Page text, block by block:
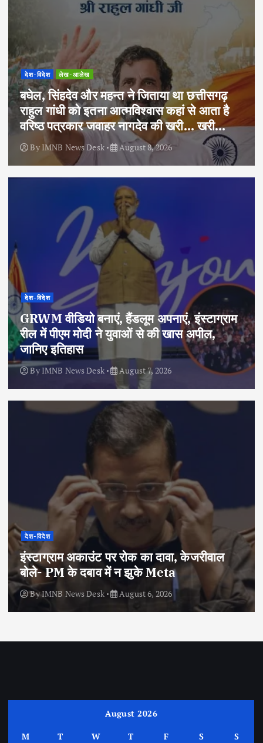
देश-विदेश लेख-आलेख
बघेल, सिंहदेव और महन्त ने जिताया था छत्तीसगढ़
राहुल गांधी को इतना आत्मविश्वास कहां से आता है
वरिष्ठ पत्रकार जवाहर नागदेव की खरी… खरी…
ByIMNB News Desk August 8, 2026
देश-विदेश
GRWM वीडियो बनाएं, हैंडलूम अपनाएं, इंस्टाग्राम
रील में पीएम मोदी ने युवाओं से की खास अपील,
जानिए इतिहास
By IMNB News Desk August 7, 2026
देश-विदेश
इंस्टाग्राम अकाउंट पर रोक का दावा, केजरीवाल
बोले- PM के दबाव में न झुके Meta
ByIMNB News Desk August 6, 2026
August 2026
M T W T F S
S